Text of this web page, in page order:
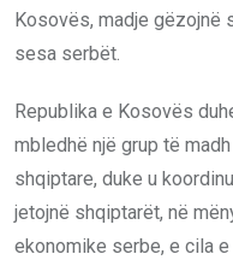
Kosovës, madje gëzojnë
sesa serbët.
Republika e Kosovës
mbledhë një grup të
shqiptare, duke u
jetojnë shqiptarët, në
ekonomike serbe, e cila